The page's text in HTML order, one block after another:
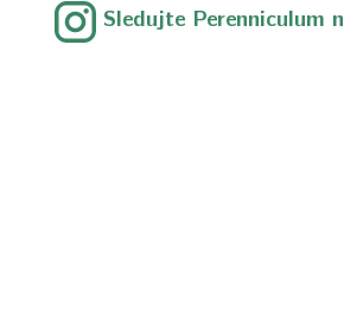
Sledujte Perenniculum